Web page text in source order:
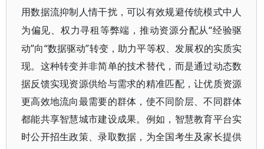
用数据流抑制人情干扰，可以有效规避传统模式中人
为偏见、权力寻租等弊端，推动资源分配从“经验驱
动”向“数据驱动”转变，助力平等权、发展权的实质实
现。这种转变并非简单的技术替代，而是通过动态数
据反馈实现资源供给与需求的精准匹配，让优质资源
更高效地流向最需要的群体，使不同阶层、不同群体
都能共享智慧城市建设成果。例如，智慧教育平台实
时公开招生政策、录取数据，为全国考生及家长提供